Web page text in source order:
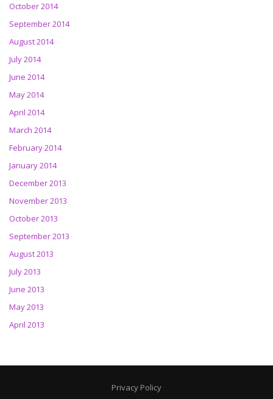
October 2014
September 2014
August 2014
July 2014
June 2014
May 2014
April 2014
March 2014
February 2014
January 2014
December 2013
November 2013
October 2013
September 2013
August 2013
July 2013
June 2013
May 2013
April 2013
Privacy Policy